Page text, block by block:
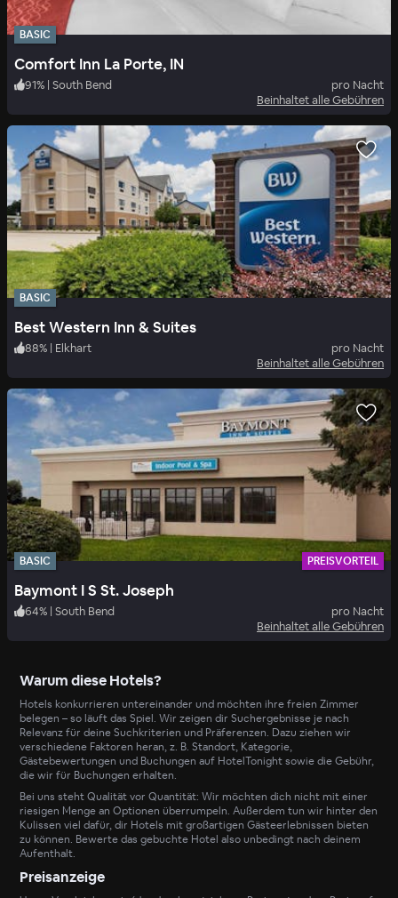
BASIC
Comfort Inn La Porte, IN
91% | South Bend
pro Nacht
Beinhaltet alle Gebühren
BASIC
Best Western Inn & Suites
88% | Elkhart
pro Nacht
Beinhaltet alle Gebühren
BASIC PREISVORTEIL
Baymont I S St. Joseph
64% | South Bend
pro Nacht
Beinhaltet alle Gebühren
Warum diese Hotels?
Hotels konkurrieren untereinander und möchten ihre freien Zimmer
belegen – so läuft das Spiel. Wir zeigen dir Suchergebnisse je nach
Relevanz für deine Suchkriterien und Präferenzen. Dazu ziehen wir
verschiedene Faktoren heran, z. B. Standort, Kategorie,
Gästebewertungen und Buchungen auf HotelTonight sowie die Gebühr,
die wir für Buchungen erhalten.
Bei uns steht Qualität vor Quantität: Wir möchten dich nicht mit einer
riesigen Menge an Optionen überrumpeln. Außerdem tun wir hinter den
Kulissen viel dafür, dir Hotels mit großartigen Gästeerlebnissen bieten
zu können. Bewerte das gebuchte Hotel also unbedingt nach deinem
Aufenthalt.
Preisanzeige